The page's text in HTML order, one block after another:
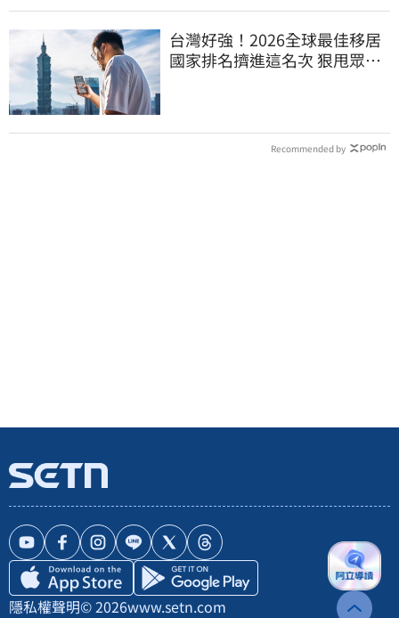
台灣好強！2026全球最佳移居
國家排名擠進這名次 狠甩眾多
Recommended by
隱私權聲明© 2026www.setn.com